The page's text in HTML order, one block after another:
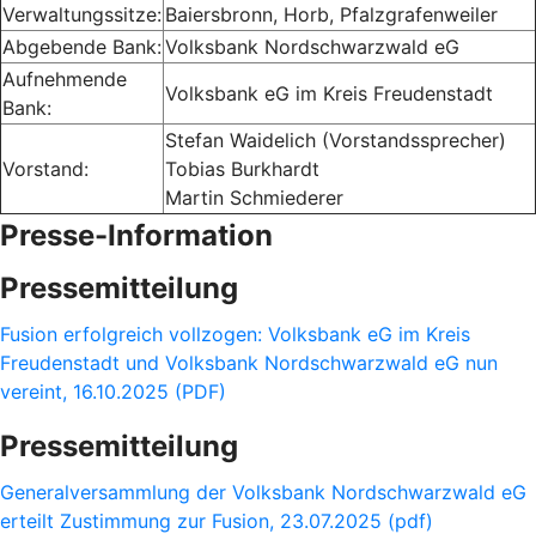
Verwaltungssitze: Baiersbronn, Horb, Pfalzgrafenweiler
Abgebende Bank:Volksbank Nordschwarzwald eG
Aufnehmende
Bank:
Volksbank eG im Kreis Freudenstadt
Vorstand:
Stefan Waidelich (Vorstandssprecher)
Tobias Burkhardt
Martin Schmiederer
Presse-Information
Pressemitteilung
Fusion erfolgreich vollzogen: Volksbank eG im Kreis
Freudenstadt und Volksbank Nordschwarzwald eG nun
vereint, 16.10.2025 (PDF)
Pressemitteilung
Generalversammlung der Volksbank Nordschwarzwald eG
erteilt Zustimmung zur Fusion, 23.07.2025 (pdf)